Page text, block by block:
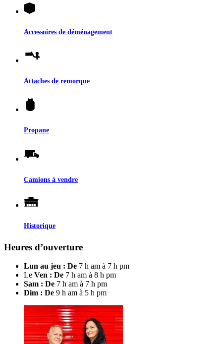
Accessoires de déménagement
Attaches de remorque
Propane
Camions à vendre
Historique
Heures d’ouverture
Lun au jeu : De 7 h am à 7 h pm
Le Ven : De 7 h am à 8 h pm
Sam : De 7 h am à 7 h pm
Dim : De 9 h am à 5 h pm